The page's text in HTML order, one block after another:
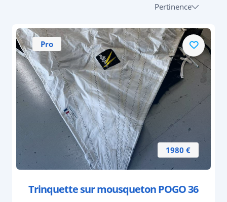
Pertinence
1980 €
Pro
Trinquette sur mousqueton POGO 36